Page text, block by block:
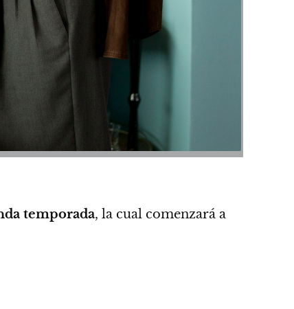
temporada, la cual comenzará a